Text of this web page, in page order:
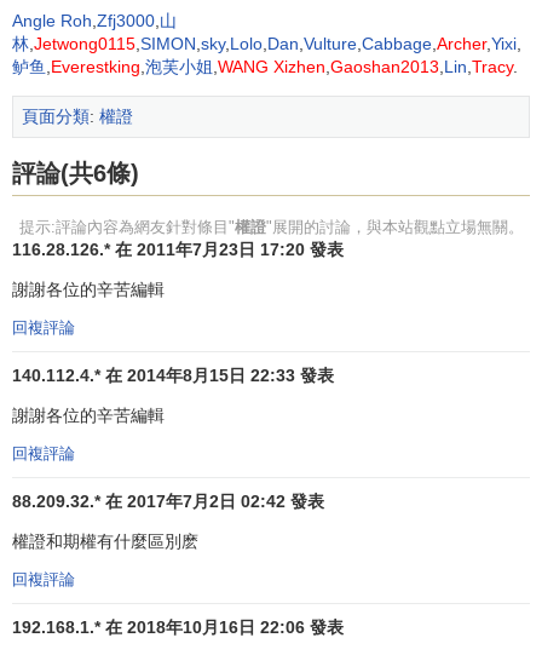
股5份 認沽權證，規定在股權登記日獲得認沽權證的股東，在
權證第365天到期日，可以以5.12元的價格賣出寶鋼股份股
票。這就是賣權權證（也叫認沽權證）。
權證分為按行權期限的不同
Warrant）和百慕大式權證
美式權證的持有人可以在權證到期日前的任一交易日
行權。
歐式權證的持有人只能在權證到期日當日行權。
百慕大權證介於歐式權證和美式權證之間，百慕大權
例如寶鋼股份規定的
備兌權證( Covered Warrant )
投行等金融機構發行，
的股票。股本權證通常給予權證持有人在約定時間以約定價
Angle Roh Zfj3000 山
林 Jetwong0115 SIMON sky, Lolo Dan Vulture Cabbage Archer,Yixi
鲈鱼 Everestking 泡芙小姐 WANG Xizhen Gaoshan2013 Lin Tracy.
頁面分類: 權證
評論(共6條)
提示:評論內容為網友針對條目"權證"展開的討論，與本站觀點立場無關。
116.28.126.* 在 2011年7月23日 17:20 發表
謝謝各位的辛苦編輯
回複評論
140.112.4.* 在 2014年8月15日 22:33 發表
謝謝各位的辛苦編輯
回複評論
88.209.32.* 在 2017年7月2日 02:42 發表
權證和期權有什麼區別麽
回複評論
192.168.1.* 在 2018年10月16日 22:06 發表